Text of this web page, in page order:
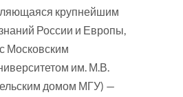
крупнейшим
России и Европы,
Московским
им. М.В.
домом МГУ) —